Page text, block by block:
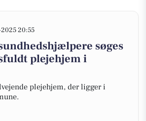
20:55
søges
plejehjem i
plejehjem, der ligger i